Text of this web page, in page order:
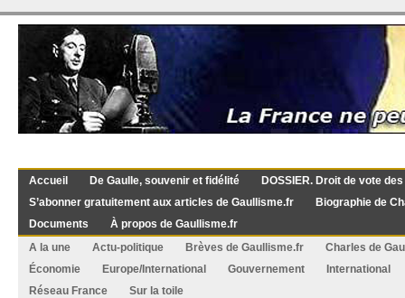
Accueil De Gaulle, souvenir et fidélité
DOSSIER. Droit de vote
S’abonner gratuitement aux articles de Gaullisme.fr
Biographie de
Documents
À propos de Gaullisme.fr
A la une
Actu-politique Brèves de Gaullisme.fr
Charles de
Économie
Europe/International Gouvernement
International
Réseau France
Sur la toile